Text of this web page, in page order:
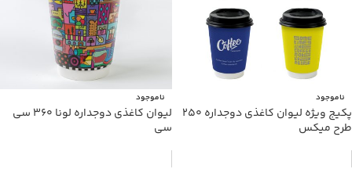
ناموجود
پکیج ویژه لیوان کاغذی دوجداره ۲۵۰
طرح میکس
ناموجود
لیوان کاغذی دوجداره لونا ۳۶۰ سی
سی